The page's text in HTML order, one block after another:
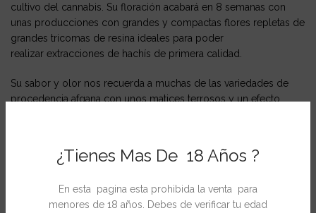
¿Tienes Mas De 18 Años ?
En esta pagina esta prohibida la venta para
menores de 18 años. Debes de verificar tu edad
cultivo del cannabis. Su floración acabará en 8 semanas con
unas producciones con grandes y compactas flores repletas de
grandes tricomas de resina ideales para poder
realizar extracciones de hachís de primera calidad.
Su sabor y olor nos recuerda a muchas de las variedades de
procedencia afgana con unos matices terrosos y un efecto
Genética: Warlock x Rockstar